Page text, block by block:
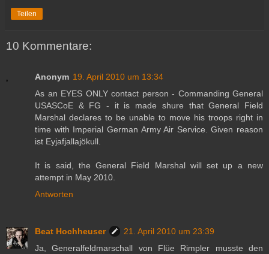
Teilen
10 Kommentare:
Anonym 19. April 2010 um 13:34
As an EYES ONLY contact person - Commanding General
USASCoE & FG - it is made shure that General Field
Marshal declares to be unable to move his troops right in
time with Imperial German Army Air Service. Given reason
ist Eyjafjallajökull.
It is said, the General Field Marshal will set up a new
attempt in May 2010.
Antworten
Beat Hochheuser
21. April 2010 um 23:39
Ja, Generalfeldmarschall von Flüe Rimpler musste den